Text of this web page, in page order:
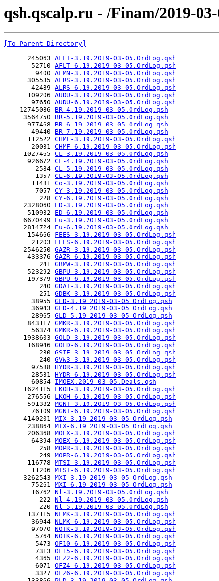
qsh.qscalp.ru - /Finam/2019-
[To Parent Directory]
      245063
AFLT-3.19.2019-03-05.OrdLog.qsh
       52710
AFLT-6.19.2019-03-05.OrdLog.qsh
        9400
ALMN-3.19.2019-03-05.OrdLog.qsh
      305535
ALRS-3.19.2019-03-05.OrdLog.qsh
       42489
ALRS-6.19.2019-03-05.OrdLog.qsh
      109206
AUDU-3.19.2019-03-05.OrdLog.qsh
       97650
AUDU-6.19.2019-03-05.OrdLog.qsh
    12745086
BR-4.19.2019-03-05.OrdLog.qsh
     3564750
BR-5.19.2019-03-05.OrdLog.qsh
      977468
BR-6.19.2019-03-05.OrdLog.qsh
       49440
BR-7.19.2019-03-05.OrdLog.qsh
      112522
CHMF-3.19.2019-03-05.OrdLog.qsh
       20031
CHMF-6.19.2019-03-05.OrdLog.qsh
     1027465
CL-3.19.2019-03-05.OrdLog.qsh
      926672
CL-4.19.2019-03-05.OrdLog.qsh
        2584
CL-5.19.2019-03-05.OrdLog.qsh
        1357
CL-6.19.2019-03-05.OrdLog.qsh
       11481
Co-3.19.2019-03-05.OrdLog.qsh
        7057
CY-3.19.2019-03-05.OrdLog.qsh
         228
CY-6.19.2019-03-05.OrdLog.qsh
     2328060
ED-3.19.2019-03-05.OrdLog.qsh
      510932
ED-6.19.2019-03-05.OrdLog.qsh
     6670499
Eu-3.19.2019-03-05.OrdLog.qsh
     2814724
Eu-6.19.2019-03-05.OrdLog.qsh
      154666
FEES-3.19.2019-03-05.OrdLog.qsh
       21203
FEES-6.19.2019-03-05.OrdLog.qsh
     2546250
GAZR-3.19.2019-03-05.OrdLog.qsh
      433376
GAZR-6.19.2019-03-05.OrdLog.qsh
         241
GBMW-3.19.2019-03-05.OrdLog.qsh
      523292
GBPU-3.19.2019-03-05.OrdLog.qsh
      197379
GBPU-6.19.2019-03-05.OrdLog.qsh
         240
GDAI-3.19.2019-03-05.OrdLog.qsh
         251
GDBK-3.19.2019-03-05.OrdLog.qsh
       38955
GLD-3.19.2019-03-05.OrdLog.qsh
       36943
GLD-4.19.2019-03-05.OrdLog.qsh
       28965
GLD-5.19.2019-03-05.OrdLog.qsh
      843117
GMKR-3.19.2019-03-05.OrdLog.qsh
       56374
GMKR-6.19.2019-03-05.OrdLog.qsh
     1938603
GOLD-3.19.2019-03-05.OrdLog.qsh
      168946
GOLD-6.19.2019-03-05.OrdLog.qsh
         230
GSIE-3.19.2019-03-05.OrdLog.qsh
         240
GVW3-3.19.2019-03-05.OrdLog.qsh
       97588
HYDR-3.19.2019-03-05.OrdLog.qsh
       28531
HYDR-6.19.2019-03-05.OrdLog.qsh
       60854
IMOEX.2019-03-05.Deals.qsh
     1624115
LKOH-3.19.2019-03-05.OrdLog.qsh
      276556
LKOH-6.19.2019-03-05.OrdLog.qsh
      591382
MGNT-3.19.2019-03-05.OrdLog.qsh
       76109
MGNT-6.19.2019-03-05.OrdLog.qsh
     4140201
MIX-3.19.2019-03-05.OrdLog.qsh
      238864
MIX-6.19.2019-03-05.OrdLog.qsh
      206368
MOEX-3.19.2019-03-05.OrdLog.qsh
       64394
MOEX-6.19.2019-03-05.OrdLog.qsh
         258
MOPR-3.19.2019-03-05.OrdLog.qsh
         249
MOPR-6.19.2019-03-05.OrdLog.qsh
      116778
MTSI-3.19.2019-03-05.OrdLog.qsh
       11206
MTSI-6.19.2019-03-05.OrdLog.qsh
     3262543
MXI-3.19.2019-03-05.OrdLog.qsh
       75261
MXI-6.19.2019-03-05.OrdLog.qsh
       16762
Nl-3.19.2019-03-05.OrdLog.qsh
         222
Nl-4.19.2019-03-05.OrdLog.qsh
         220
Nl-5.19.2019-03-05.OrdLog.qsh
      137115
NLMK-3.19.2019-03-05.OrdLog.qsh
       36944
NLMK-6.19.2019-03-05.OrdLog.qsh
       97070
NOTK-3.19.2019-03-05.OrdLog.qsh
        5764
NOTK-6.19.2019-03-05.OrdLog.qsh
        5473
OF10-6.19.2019-03-05.OrdLog.qsh
        7313
OF15-6.19.2019-03-05.OrdLog.qsh
        4365
OFZ2-6.19.2019-03-05.OrdLog.qsh
        6071
OFZ4-6.19.2019-03-05.OrdLog.qsh
        3327
OFZ6-6.19.2019-03-05.OrdLog.qsh